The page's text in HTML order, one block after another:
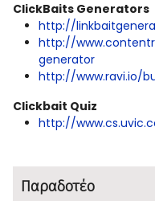
ClickBaits Generators
http://
http://
generator
http://www.ravi.io/
Clickbait Quiz
http://
Παραδοτέο